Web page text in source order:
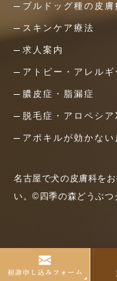
ブルドッグ種の皮膚
スキンケア療法
求人案内
アトピー・アレルギ
膿皮症・脂漏症
脱毛症・アロペシア
アポキルが効かない
名古屋で犬の皮膚科を
い。©四季の森どうぶつ